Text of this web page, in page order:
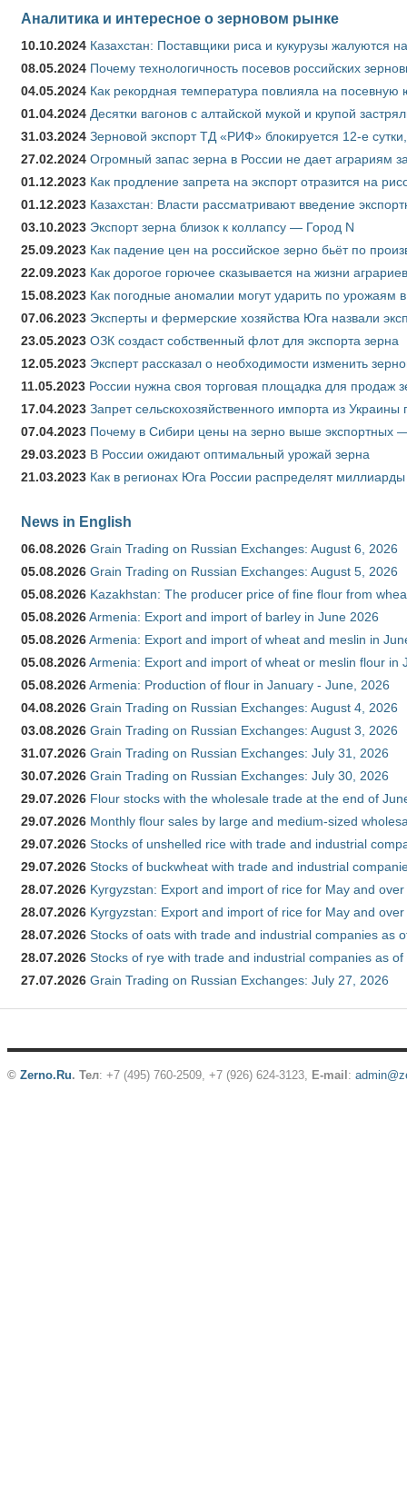
Аналитика и интересное о зерновом рынке
10.10.2024 Казахстан: Поставщики риса и кукурузы жалуются
08.05.2024 Почему технологичность посевов российских
04.05.2024 Как рекордная температура повлияла на
01.04.2024 Десятки вагонов с алтайской мукой и крупой
31.03.2024 Зерновой экспорт ТД «РИФ» блокируется 12-е
27.02.2024 Огромный запас зерна в России не дает аграриям
01.12.2023 Как продление запрета на экспорт отразится на
01.12.2023 Казахстан: Власти рассматривают введение
03.10.2023 Экспорт зерна близок к коллапсу — Город N
25.09.2023 Как падение цен на российское зерно бьёт по
22.09.2023 Как дорогое горючее сказывается на жизни аграриев
15.08.2023 Как погодные аномалии могут ударить по урожаям
07.06.2023 Эксперты и фермерские хозяйства Юга назвали
23.05.2023 ОЗК создаст собственный флот для экспорта зерна
12.05.2023 Эксперт рассказал о необходимости изменить
11.05.2023 России нужна своя торговая площадка для продаж
17.04.2023 Запрет сельскохозяйственного импорта из
07.04.2023 Почему в Сибири цены на зерно выше экспортных
29.03.2023 В России ожидают оптимальный урожай зерна
21.03.2023 Как в регионах Юга России распределят
News in English
06.08.2026 Grain Trading on Russian Exchanges: August 6, 2026
05.08.2026 Grain Trading on Russian Exchanges: August 5, 2026
05.08.2026 Kazakhstan: The producer price of fine flour from
05.08.2026Armenia: Export and import of barley in June 2026
05.08.2026Armenia: Export and import of wheat and meslin in
05.08.2026Armenia: Export and import of wheat or meslin flour in
05.08.2026Armenia: Production of flour in January - June, 2026
04.08.2026 Grain Trading on Russian Exchanges: August 4, 2026
03.08.2026 Grain Trading on Russian Exchanges: August 3, 2026
31.07.2026 Grain Trading on Russian Exchanges: July 31, 2026
30.07.2026 Grain Trading on Russian Exchanges: July 30, 2026
29.07.2026 Flour stocks with the wholesale trade at the end of
29.07.2026 Monthly flour sales by large and medium-sized
29.07.2026 Stocks of unshelled rice with trade and industrial
29.07.2026 Stocks of buckwheat with trade and industrial
28.07.2026 Kyrgyzstan: Export and import of rice for May and
28.07.2026 Kyrgyzstan: Export and import of rice for May and
28.07.2026 Stocks of oats with trade and industrial companies as
28.07.2026 Stocks of rye with trade and industrial companies as
27.07.2026 Grain Trading on Russian Exchanges: July 27, 2026
© Zerno.Ru. Тел: +7 (495) 760-2509, +7 (926) 624-3123, E-mail :